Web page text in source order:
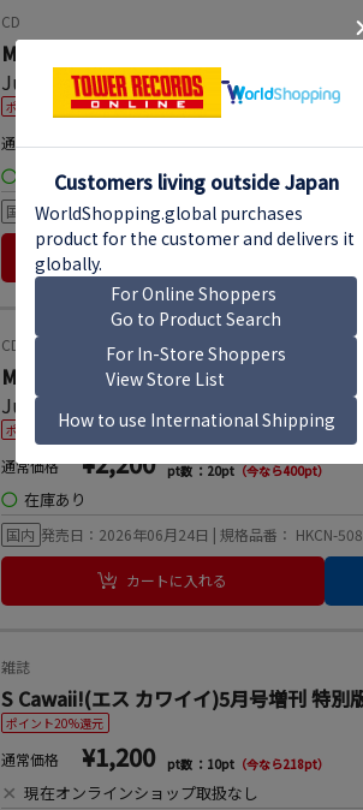
CD
MORE! MORE! EP [CD+Blu-ray Disc]＜
Juice=Juice
ポイント20%還元
通常価格 ¥5,500 pt数 ：50pt（今なら1,000pt）
◯ 在庫あり
国内 発売日：2026年06月24日 | 規格品番： HKCN-
CD
MORE! MORE! EP＜通常盤＞
Juice=Juice
ポイント20%還元
通常価格 ¥2,200 pt数 ：20pt（今なら400pt）
◯ 在庫あり
国内 発売日：2026年06月24日 | 規格品番： HKCN-
カートに入れる
雑誌
S Cawaii!(エス カワイイ)5月号増刊 特別
ポイント20%還元
通常価格 ¥1,200 pt数 ：10pt （今なら218pt）
× 現在オンラインショップ取扱なし